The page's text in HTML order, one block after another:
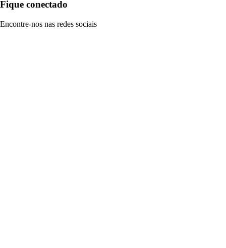
Fique conectado
Encontre-nos nas redes sociais